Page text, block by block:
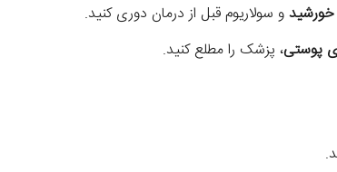
خورشیدو سولاریوم قبل از درمان دوری کنید.
پوستی، پزشک را مطلع کنید.